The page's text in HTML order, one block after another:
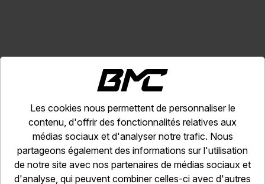
Les options
Les cookies nous permettent de personnaliser le
contenu, d'offrir des fonctionnalités relatives aux
médias sociaux et d'analyser notre trafic. Nous
partageons également des informations sur l'utilisation
de notre site avec nos partenaires de médias sociaux et
d'analyse, qui peuvent combiner celles-ci avec d'autres